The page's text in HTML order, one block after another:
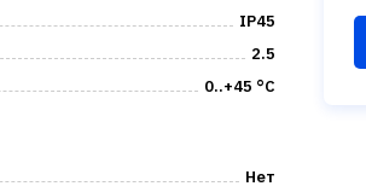
IP45
2.5
0..+45 °C
Нет